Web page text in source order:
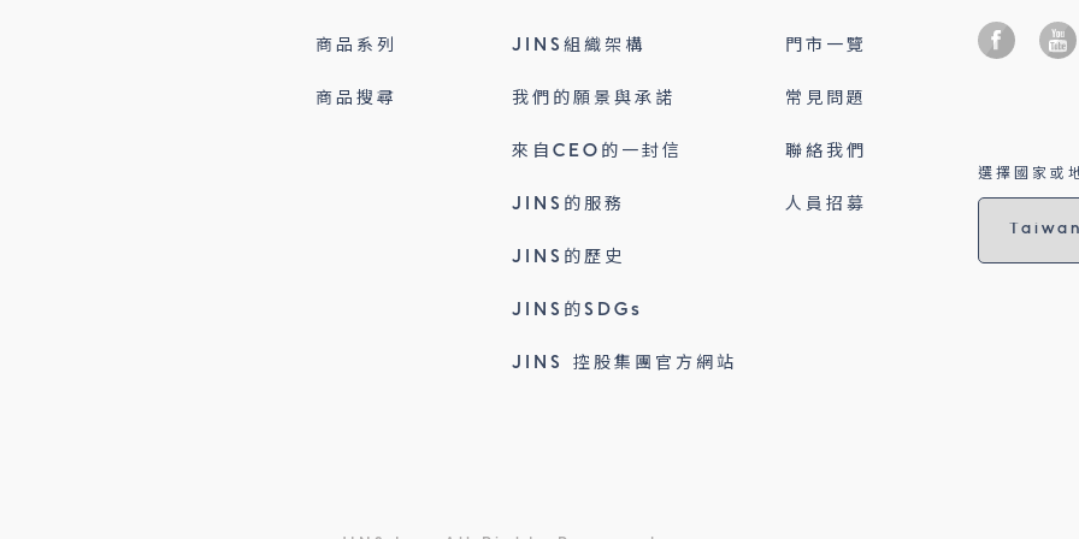
商品系列
商品搜尋
JINS組織架構
我們的願景與承諾
來自CEO的一封信
JINS的服務
JINS的歷史
JINS的SDGs
JINS 控股集團官方網站
門市一覽
常見問題
聯絡我們
人員招募
選擇國家或